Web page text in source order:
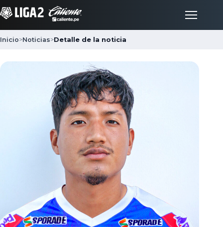
Posiciones
Noticias
Inicio>Noticias>Detalle de la noticia